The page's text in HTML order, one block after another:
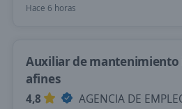
Hace 6 horas
Auxiliar de
afines
4,8
AGENCIA DE